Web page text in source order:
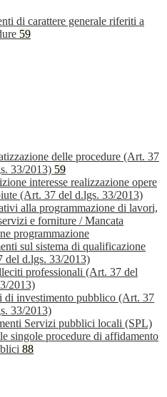
di carattere generale riferiti a
59
delle procedure (Art. 37
33/2013) 59
interesse realizzazione opere
(Art. 37 del d.lgs. 33/2013)
alla programmazione di lavori,
e forniture / Mancata
programmazione
sul sistema di qualificazione
del d.lgs. 33/2013)
professionali (Art. 37 del
2013)
di investimento pubblico (Art. 37
33/2013)
Servizi pubblici locali (SPL)
singole procedure di affidamento
88